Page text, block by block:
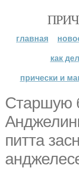
главная
как
прически и
Старшую
питта